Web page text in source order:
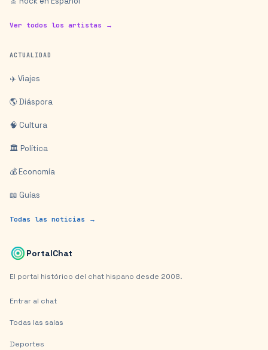
Ver todos los artistas →
ACTUALIDAD
✈️ Viajes
🌎 Diáspora
🧠 Cultura
🏛️ Política
💰 Economía
📖 Guías
Todas las noticias →
PortalChat
El portal histórico del chat hispano desde 2008.
Entrar al chat
Todas las salas
Deportes